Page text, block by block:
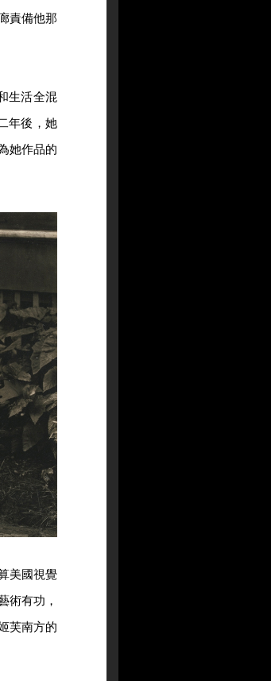
責備他那
生活全混
年後，她
她作品的
美國視覺
術有功，
芙南方的